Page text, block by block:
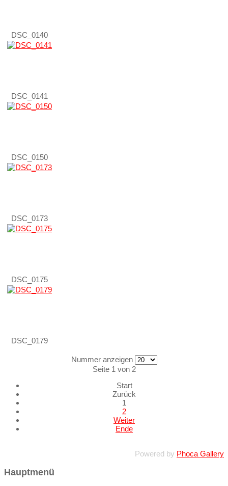
DSC_0140
DSC_0141
DSC_0150
DSC_0173
DSC_0175
DSC_0179
Nummer anzeigen
Seite 1 von 2
Start
Zurück
1
2
Weiter
Ende
Powered by Phoca Gallery
Hauptmenü